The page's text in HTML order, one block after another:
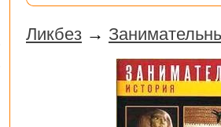
Ликбез →